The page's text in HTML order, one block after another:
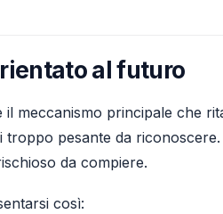
al futuro
il meccanismo principale che
troppo pesante da
da compiere.
così: